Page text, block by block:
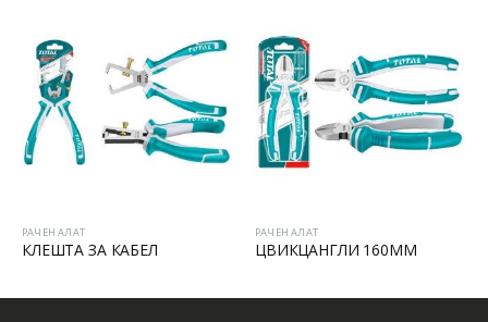
РАЧЕН АЛАТ
КЛЕШТА ЗА КАБЕЛ
РАЧЕН АЛАТ
ЦВИКЦАНГЛИ 160MM